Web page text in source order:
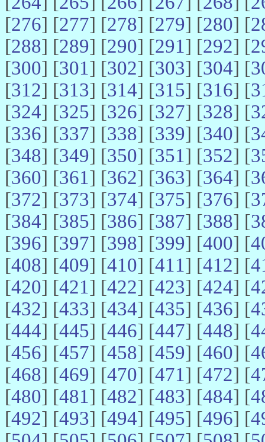
[276] [277] [278] [279] [280] [
[288] [289] [290] [291] [292] [
[300] [301] [302] [303] [304] [
[312] [313] [314] [315] [316] [
[324] [325] [326] [327] [328] [
[336] [337] [338] [339] [340] [
[348] [349] [350] [351] [352] [
[360] [361] [362] [363] [364] [
[372] [373] [374] [375] [376] [
[384] [385] [386] [387] [388] [
[396] [397] [398] [399] [400] [
[408] [409] [410] [411] [412] [
[420] [421] [422] [423] [424] [
[432] [433] [434] [435] [436] [
[444] [445] [446] [447] [448] [
[456] [457] [458] [459] [460] [
[468] [469] [470] [471] [472] [
[480] [481] [482] [483] [484] [
[492] [493] [494] [495] [496] [